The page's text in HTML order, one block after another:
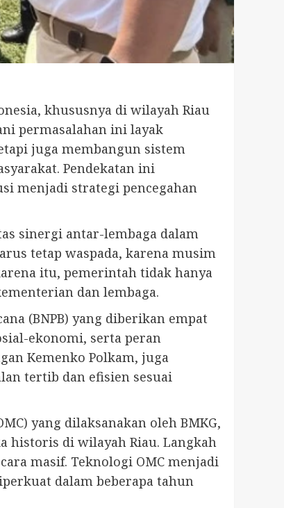
khususnya di wilayah Riau
permasalahan ini layak
juga membangun sistem
Pendekatan ini
menjadi strategi pencegahan
sinergi antar-lembaga dalam
tetap waspada, karena musim
itu, pemerintah tidak hanya
dan lembaga.
(BNPB) yang diberikan empat
ekonomi, serta peran
Kemenko Polkam, juga
tertib dan efisien sesuai
yang dilaksanakan oleh BMKG,
historis di wilayah Riau. Langkah
masif. Teknologi OMC menjadi
dalam beberapa tahun